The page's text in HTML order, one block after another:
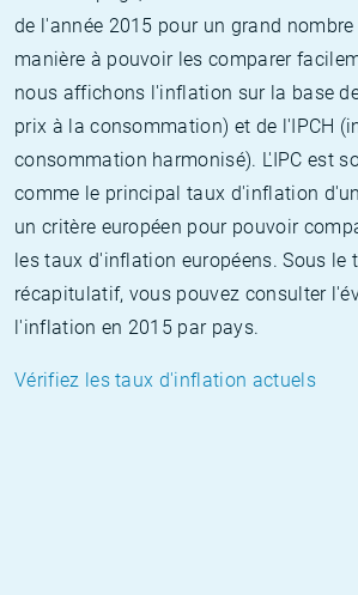
de l'année 2015 pour un grand nombre
manière à pouvoir les comparer
nous affichons l'inflation sur la base
prix à la consommation) et de l'IPCH
consommation harmonisé). L'IPC est
comme le principal taux d'inflation
un critère européen pour pouvoir
les taux d'inflation européens. Sous le
récapitulatif, vous pouvez consulter
l'inflation en 2015 par pays.
Vérifiez les taux d'inflation actuels